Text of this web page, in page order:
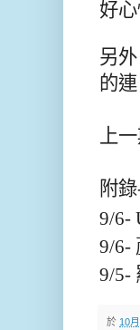
好心
另
的連
上
附
9/6-
9/6-
9/5-
於 10